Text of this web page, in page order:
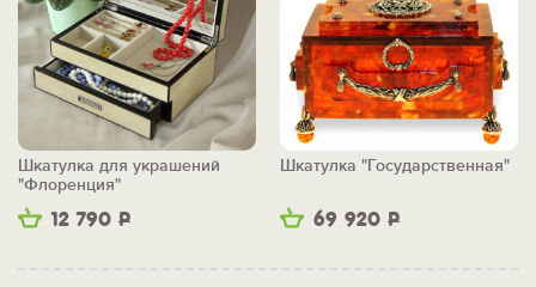
12 790 Р
Шкатулка для украшений
"Флоренция"
69 920 Р
Шкатулка "Государственная"